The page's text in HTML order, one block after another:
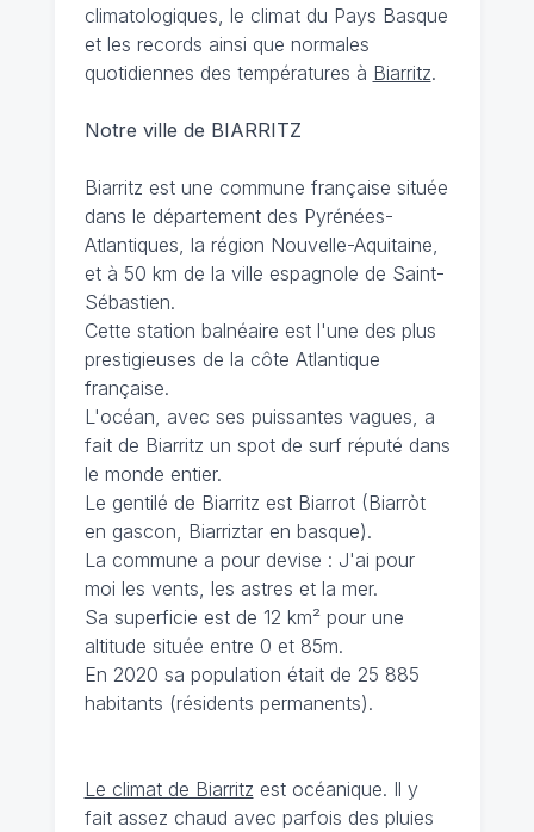
climatologiques, le climat du Pays Basque
et les records ainsi que normales
quotidiennes des températures à Biarritz.
Notre ville de BIARRITZ
Biarritz est une commune française située
dans le département des Pyrénées-
Atlantiques, la région Nouvelle-Aquitaine,
et à 50 km de la ville espagnole de Saint-
Sébastien.
Cette station balnéaire est l'une des plus
prestigieuses de la côte Atlantique
française.
L'océan, avec ses puissantes vagues, a
fait de Biarritz un spot de surf réputé dans
le monde entier.
Le gentilé de Biarritz est Biarrot (Biarròt
en gascon, Biarriztar en basque).
La commune a pour devise : J'ai pour
moi les vents, les astres et la mer.
Sa superficie est de 12 km² pour une
altitude située entre 0 et 85m.
En 2020 sa population était de 25 885
habitants (résidents permanents).
Le climat de Biarritz est océanique. Il y
fait assez chaud avec parfois des pluies